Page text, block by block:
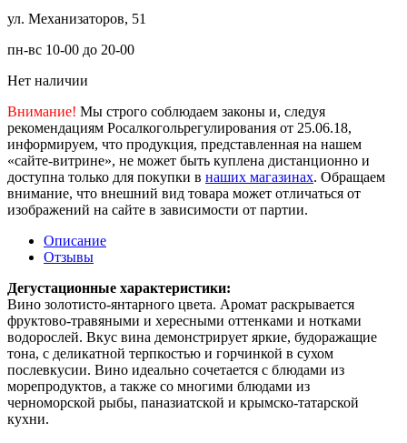
ул. Механизаторов, 51
пн-вс 10-00 до 20-00
Нет наличии
Внимание! Мы строго соблюдаем законы и, следуя
рекомендациям Росалкогольрегулирования от 25.06.18,
информируем, что продукция, представленная на нашем
«сайте-витрине», не может быть куплена дистанционно и
доступна только для покупки в наших магазинах. Обращаем
внимание, что внешний вид товара может отличаться от
изображений на сайте в зависимости от партии.
Описание
Отзывы
Дегустационные характеристики:
Вино золотисто-янтарного цвета. Аромат раскрывается
фруктово-травяными и хересными оттенками и нотками
водорослей. Вкус вина демонстрирует яркие, будоражащие
тона, с деликатной терпкостью и горчинкой в сухом
послевкусии. Вино идеально сочетается с блюдами из
морепродуктов, а также со многими блюдами из
черноморской рыбы, паназиатской и крымско-татарской
кухни.